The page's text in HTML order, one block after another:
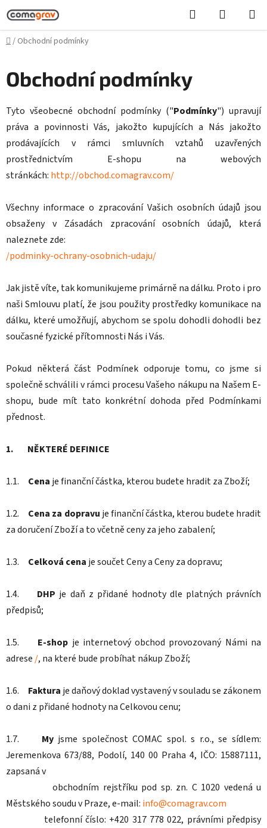
Přejít
na
obsah
Hledat
KOŠÍK
Domů
/ Obchodní podmínky
Obchodní podmínky
Tyto všeobecné obchodní podmínky ("Podmínky") upravují
práva a povinnosti Vás, jakožto kupujících a Nás jakožto
prodávajících v rámci smluvních vztahů uzavřených
prostřednictvím E-shopu na webových
stránkách: http://obchod.comagrav.com/
Všechny informace o zpracování Vašich osobních údajů jsou
obsaženy v Zásadách zpracování osobních údajů, která
naleznete zde:
/podminky-ochrany-osobnich-udaju/
Jak jistě víte, tak komunikujeme primárně na dálku. Proto i pro
naši Smlouvu platí, že jsou použity prostředky komunikace na
dálku, které umožňují, abychom se spolu dohodli dohodli bez
současné fyzické přítomnosti Nás i Vás.
Pokud některá část Podmínek odporuje tomu, co jsme si
společně schválili v rámci procesu Vašeho nákupu na Našem E-
shopu, bude mít tato konkrétní dohoda před Podmínkami
přednost.
1. NĚKTERÉ DEFINICE
1.1. Cena je finanční částka, kterou budete hradit za Zboží;
1.2. Cena za dopravu je finanční částka, kterou budete hradit
za doručení Zboží a to včetně ceny za jeho zabalení;
1.3. Celková cena je součet Ceny a Ceny za dopravu;
1.4. DHP je daň z přidané hodnoty dle platných právních
předpisů;
1.5. E-shop je internetový obchod provozovaný Námi na
adrese /, na které bude probíhat nákup Zboží;
1.6. Faktura je daňový doklad vystavený v souladu se zákonem
o dani z přidané hodnoty na Celkovou cenu;
1.7. Myjsme společnost COMAC spol. s r.o., se sídlem:
Jeremenkova 673/88, Podolí, 140 00 Praha 4, IČO: 15887111,
zapsaná v
obchodním rejstříku pod sp. zn. C 1020 vedená u
Městského soudu v Praze, e-mail: info@comagrav.com
telefonní číslo: +420 317 778 022, právními předpisy